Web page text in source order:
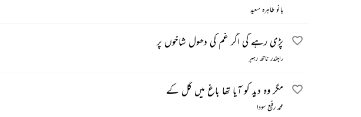
بانو طاہرہ سعید
پڑی رہے گی اگر غم کی دھول شاخوں پر
راجندر ناتھ رہبر
مگر وہ دید کو آیا تھا باغ میں گل کے
محمد رفیع سودا